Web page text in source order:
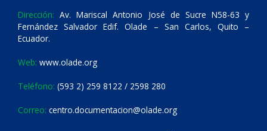
Dirección: Av. Mariscal Antonio José de Sucre N58-63 y
Fernández Salvador Edif. Olade – San Carlos, Quito –
Ecuador.
Web: www.olade.org
Teléfono: (593 2) 259 8122 / 2598 280
Correo: centro.documentacion@olade.org